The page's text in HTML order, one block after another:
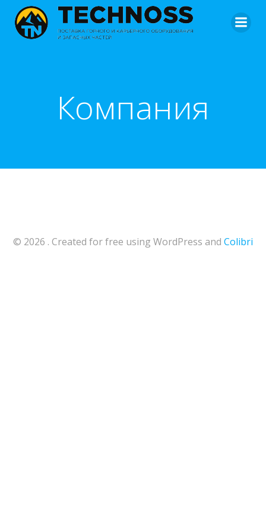
Перейти
к
содержимому
Компания
© 2026 . Created for free using WordPress and Colibri